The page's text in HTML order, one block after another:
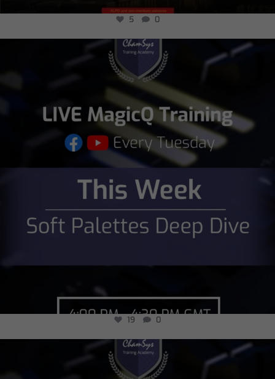
5 0
chamsysltd
19 0
19 0
chamsysltd
5 0